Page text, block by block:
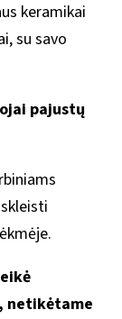
keramikai
su savo
pajustų
netikėtame